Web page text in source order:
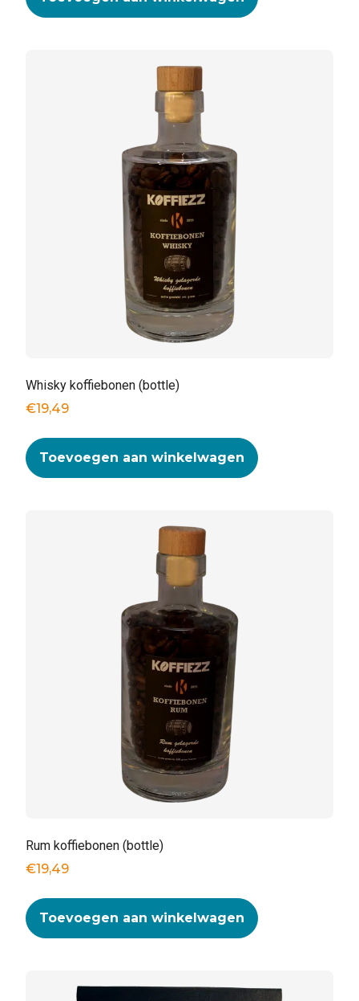
Whisky koffiebonen (bottle)
€19,49
Toevoegen aan winkelwagen
Rum koffiebonen (bottle)
€19,49
Toevoegen aan winkelwagen